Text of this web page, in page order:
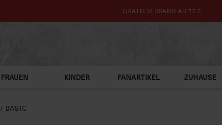
GRATIS VERSAND AB 75 €
FRAUEN KINDER FANARTIKEL ZUHAUSE
/ BASIC